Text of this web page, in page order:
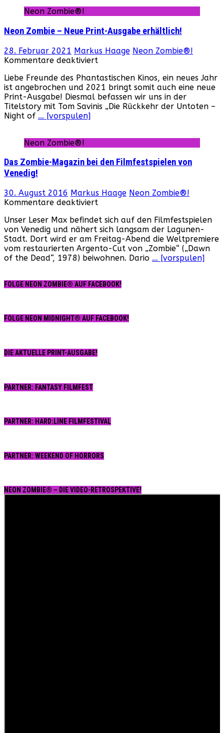
Neon Zombie®!
Neon Zombie – Neue Print-Ausgabe erhältlich!
28. Februar 2021 Markus Haage Neon Zombie®!
Kommentare deaktiviert
Zombie
–
Neue
Print-
Liebe Freunde des Phantastischen Kinos, ein neues Jahr
ist angebrochen und 2021 bringt somit auch eine neue
Print-Ausgabe! Diesmal befassen wir uns in der
Titelstory mit Tom Savinis „Die Rückkehr der Untoten –
Night of … [vorspulen]
Neon Zombie®!
Das Zombie-Magazin bei den Filmfestspielen von
Venedig!
30. August 2016 Markus Haage Neon Zombie®!
Kommentare deaktiviertfür
Zombie-
Magazin
bei
den
Filmfestspielen
Venedig!
Unser Leser Max befindet sich auf den Filmfestspielen
von Venedig und nähert sich langsam der Lagunen-
Stadt. Dort wird er am Freitag-Abend die Weltpremiere
vom restaurierten Argento-Cut von „Zombie“ („Dawn
of the Dead“, 1978) beiwohnen. Dario … [vorspulen]
FOLGE NEON ZOMBIE® AUF FACEBOOK!
FOLGE NEON MIDNIGHT® AUF FACEBOOK!
DIE AKTUELLE PRINT-AUSGABE!
PARTNER: FANTASY FILMFEST
PARTNER: HARD:LINE FILMFESTIVAL
PARTNER: WEEKEND OF HORRORS
NEON ZOMBIE® – DIE VIDEO-RETROSPEKTIVE!